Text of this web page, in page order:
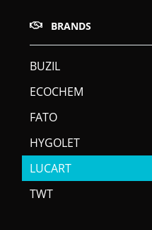
BRANDS
BUZIL
ECOCHEM
FATO
HYGOLET
LUCART
TWT